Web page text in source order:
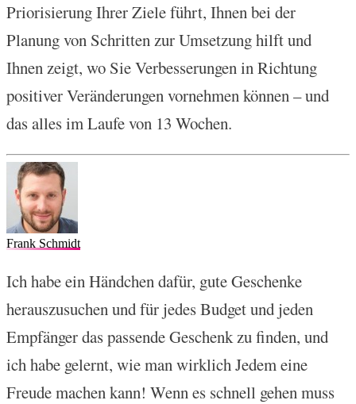
Priorisierung Ihrer Ziele führt, Ihnen bei der
Planung von Schritten zur Umsetzung hilft und
Ihnen zeigt, wo Sie Verbesserungen in Richtung
positiver Veränderungen vornehmen können – und
das alles im Laufe von 13 Wochen.
Frank Schmidt
Ich habe ein Händchen dafür, gute Geschenke
herauszusuchen und für jedes Budget und jeden
Empfänger das passende Geschenk zu finden, und
ich habe gelernt, wie man wirklich Jedem eine
Freude machen kann! Wenn es schnell gehen muss